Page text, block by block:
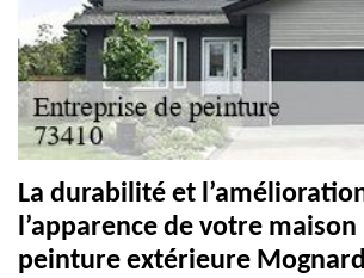
La durabilité et
l’apparence de votre maison
peinture extérieure Mognard